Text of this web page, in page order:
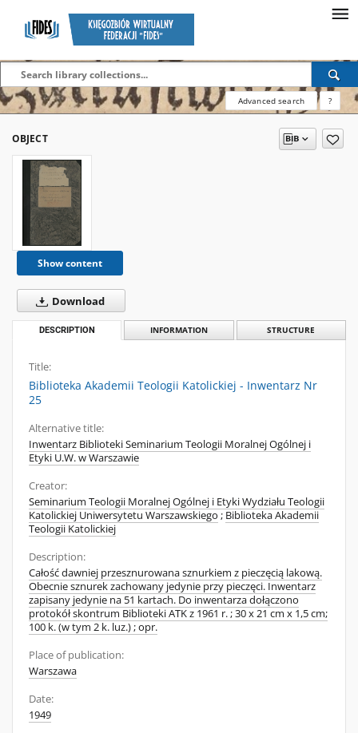
Advanced search ?
OBJECT
Show content
Download
DESCRIPTION INFORMATION STRUCTURE
Title:
Biblioteka Akademii Teologii Katolickiej - Inwentarz Nr
25
Alternative title:
Inwentarz Biblioteki Seminarium Teologii Moralnej Ogólnej i
Etyki U.W. w Warszawie
Creator:
Seminarium Teologii Moralnej Ogólnej i Etyki Wydziału Teologii
Katolickiej Uniwersytetu Warszawskiego ; Biblioteka Akademii
Teologii Katolickiej
Description:
Całość dawniej przesznurowana sznurkiem z pieczęcią lakową.
Obecnie sznurek zachowany jedynie przy pieczęci. Inwentarz
zapisany jedynie na 51 kartach. Do inwentarza dołączono
protokół skontrum Biblioteki ATK z 1961 r. ; 30 x 21 cm x 1,5 cm;
100 k. (w tym 2 k. luz.) ; opr.
Place of publication:
Warszawa
Date:
1949